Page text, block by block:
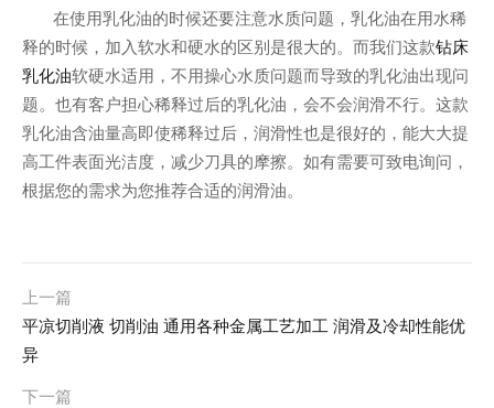
在使用乳化油的时候还要注意水质问题，乳化油在用水稀
释的时候，加入软水和硬水的区别是很大的。而我们这款钻床
乳化油软硬水适用，不用操心水质问题而导致的乳化油出现问
题。也有客户担心稀释过后的乳化油，会不会润滑不行。这款
乳化油含油量高即使稀释过后，润滑性也是很好的，能大大提
高工件表面光洁度，减少刀具的摩擦。如有需要可致电询问，
根据您的需求为您推荐合适的润滑油。
上一篇
平凉切削液 切削油 通用各种金属工艺加工 润滑及冷却性能优
异
下一篇